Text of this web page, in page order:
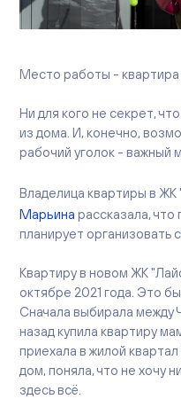
Вакансии
Место работы - квартира
Ни для кого не секрет,
из дома. И, конечно,
рабочий уголок - важный
Владелица квартиры в ЖК
Марьина рассказала, что
планирует организовать
Квартиру в новом ЖК
октябре 2021 года. Это
Сначала выбирала между
назад купила квартиру
приехала в жилой
дом, поняла, что не хочу
здесь всё.